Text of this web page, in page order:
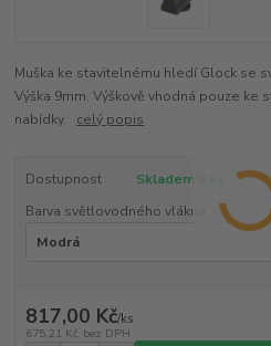
Muška ke stavitelnému hledí Glock se
Výška 9mm. Výškově vhodná pouze ke
nabídky. celý popis
Dostupnost
Skladem 5 ks
Barva světlovodného vlákna
817,00 Kč/ks
675,21 Kč bez DPH